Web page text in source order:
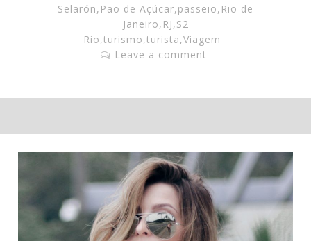
Selarón, Pão de Açúcar,passeio, Rio de
Janeiro, RJ,S2
Rio,turismo,turista,Viagem
Leave a comment